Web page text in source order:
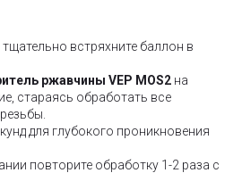
встряхните баллон в
ржавчины VEP MOS2 на
стараясь обработать все
для глубокого проникновения
повторите обработку 1-2 раза с